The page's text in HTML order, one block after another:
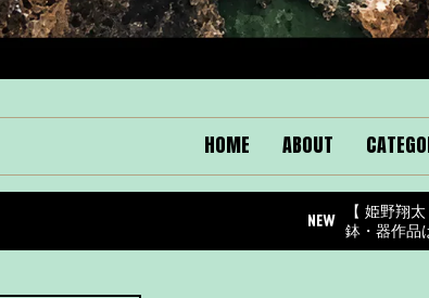
HOME ABOUT
【 姫野翔
鉢・器作品